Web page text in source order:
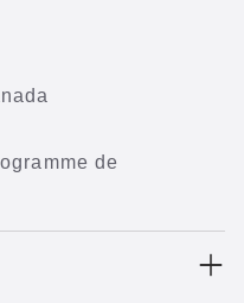
de